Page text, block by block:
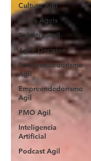
Cultura Agil
Cases Ageis
Palestra Agil
Agile Decision
Empreendedorismo
Ágil
Empreendedorismo
Agil
PMO Agil
Inteligencia
Artificial
Podcast Agil